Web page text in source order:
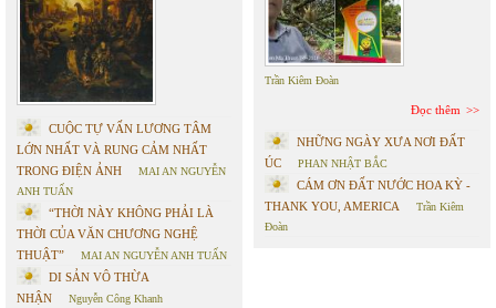
CUỘC TỰ VẤN LƯƠNG TÂM
LỚN NHẤT VÀ RUNG CẢM NHẤT
TRONG ĐIỆN ẢNH
MAI AN NGUYỄN
ANH TUẤN
“THỜI NÀY KHÔNG PHẢI LÀ
THỜI CỦA VĂN CHƯƠNG NGHỆ
THUẬT”
MAI AN NGUYỄN ANH TUẤN
DI SẢN VÔ THỪA
NHẬN
Nguyễn Công Khanh
Trần Kiêm Đoàn
Đọc thêm
NHỮNG NGÀY XƯA NƠI ĐẤT
ÚC
PHAN NHẬT BẮC
CÁM ƠN ĐẤT NƯỚC HOA KỲ -
THANK YOU, AMERICA
Trần Kiêm
Đoàn